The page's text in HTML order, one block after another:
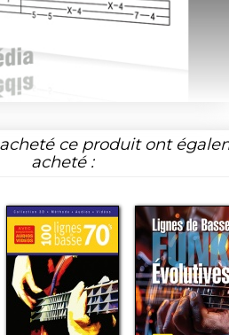
ce produit ont
acheté :